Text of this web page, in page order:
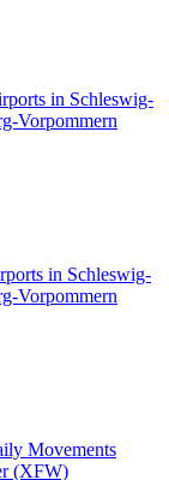
in Schleswig-
Vorpommern
in Schleswig-
Vorpommern
Movements
(XFW)